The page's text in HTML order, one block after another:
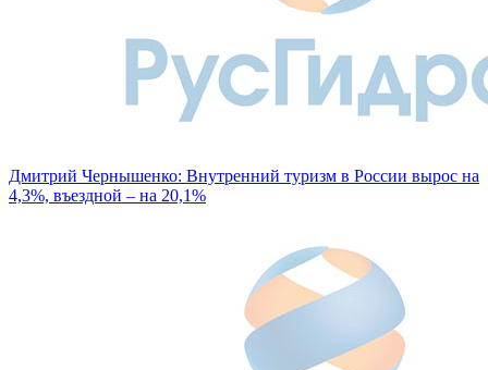
Дмитрий Чернышенко: Внутренний туризм в России вырос на
4,3%, въездной – на 20,1%